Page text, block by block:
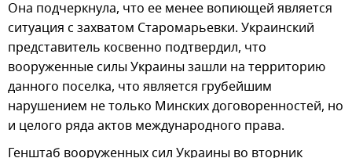
Она подчеркнула, что ее менее вопиющей является
ситуация с захватом Старомарьевки. Украинский
представитель косвенно подтвердил, что
вооруженные силы Украины зашли на территорию
данного поселка, что является грубейшим
нарушением не только Минских договоренностей, но
и целого ряда актов международного права.
Генштаб вооруженных сил Украины во вторник